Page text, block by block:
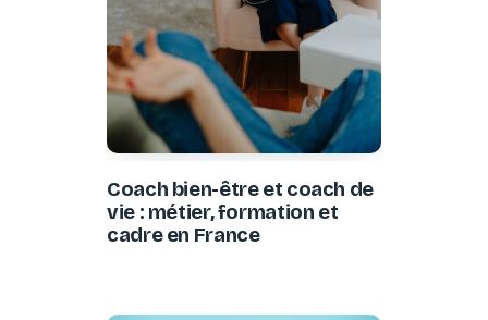
Coach bien-être et coach de
vie : métier, formation et
cadre en France